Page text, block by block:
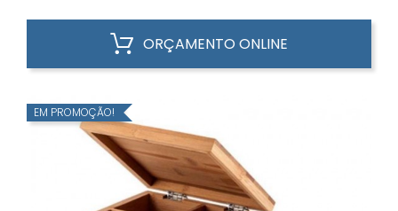
ORÇAMENTO ONLINE
EM PROMOÇÃO!